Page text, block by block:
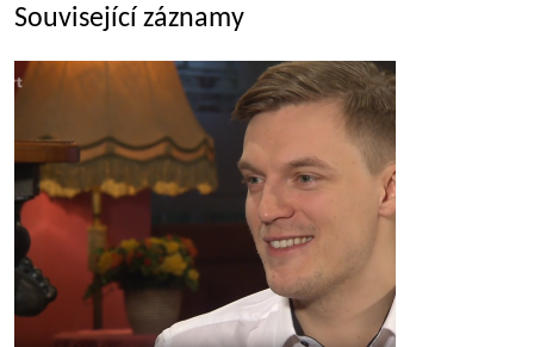
Související záznamy